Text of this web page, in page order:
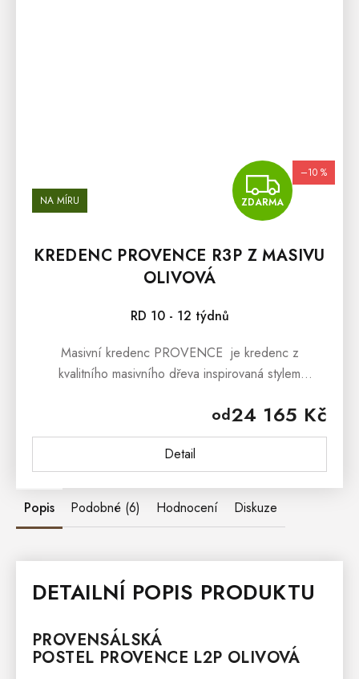
NA MÍRU ZDARMA
–10 %
KREDENC PROVENCE R3P Z MASIVU
OLIVOVÁ
RD 10 - 12 týdnů
od24 165 Kč
Detail
Masivní kredenc PROVENCE je kredenc z
kvalitního masivního dřeva inspirovaná stylem
kredenc PROVENCE je vyrobená z...
Popis Podobné (6) Hodnocení Diskuze
DETAILNÍ POPIS PRODUKTU
PROVENSÁLSKÁ
POSTEL PROVENCE L2P OLIVOVÁ